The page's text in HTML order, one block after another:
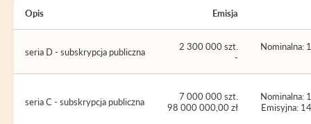
Opis Emisja
seria D - subskrypcja publiczna
2 300 000 szt.
-
Nominalna:
seria C - subskrypcja publiczna
7 000 000 szt.
98 000 000,00 zł
Nominalna:
Emisyjna: